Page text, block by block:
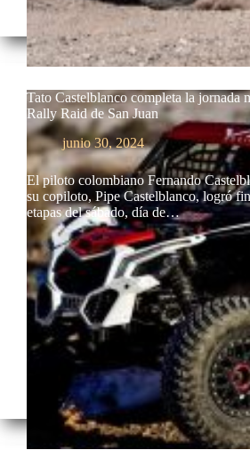
Tato Castelblanco completa la jornada
Rally Raid de San Juan
junio 30, 2024
El piloto colombiano Fernando
su copiloto, Pipe Castelblanco, logró
etapas del sábado, día de…